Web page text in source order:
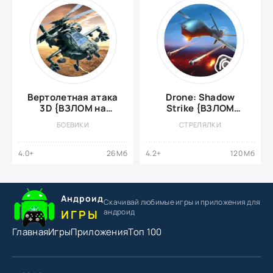
Вертолетная атака
3D {ВЗЛОМ на
БОЕВИКИ
4.0+ 26 Мб
Drone: Shadow
Strike {ВЗЛОМ
СТРЕЛЯЛКИ
4.2+ 120 Мб
Андроид
ИГРЫ
Скачивай любимые игрыи приложения для
андроид
ГлавнаяИгрыПриложенияТоп 100